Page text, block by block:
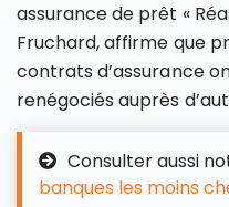
assurance de prêt «
Fruchard, affirme que
contrats d’assurance
renégociés auprès
Consulter aussi
banques les moins